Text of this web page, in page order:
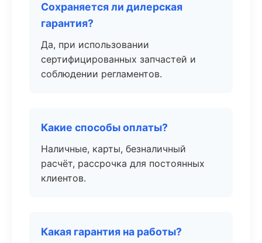
Сохраняется ли дилерская
гарантия?
Да, при использовании
сертифицированных запчастей и
соблюдении регламентов.
Какие способы оплаты?
Наличные, карты, безналичный
расчёт, рассрочка для постоянных
клиентов.
Какая гарантия на работы?